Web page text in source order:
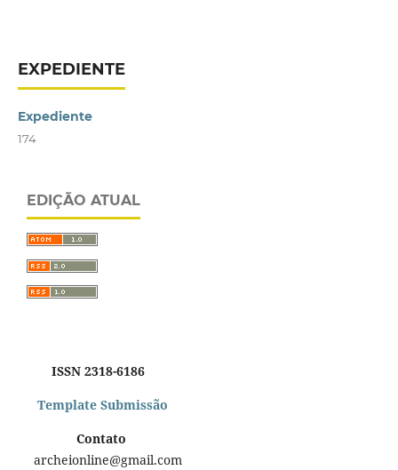
EXPEDIENTE
Expediente
174
EDIÇÃO ATUAL
ISSN 2318-6186
Template Submissão
Contato
archeionline@gmail.com